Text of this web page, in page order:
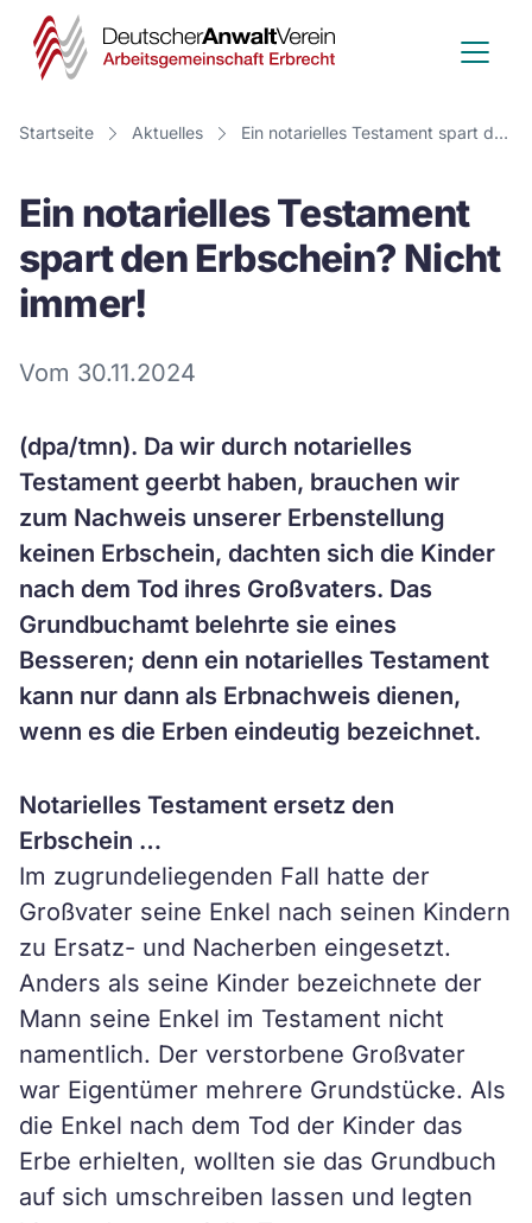
Deutscher
Anwalt
Verein
Erbrecht
Startseite Aktuelles Ein notarielles Testament spart den Erbschein? Nicht immer!
Ein notarielles Testament
spart den Erbschein? Nicht
immer!
Vom 30.11.2024
(dpa/tmn). Da wir durch notarielles
Testament geerbt haben, brauchen wir
zum Nachweis unserer Erbenstellung
keinen Erbschein, dachten sich die Kinder
nach dem Tod ihres Großvaters. Das
Grundbuchamt belehrte sie eines
Besseren; denn ein notarielles Testament
kann nur dann als Erbnachweis dienen,
wenn es die Erben eindeutig bezeichnet.
Notarielles Testament ersetz den
Erbschein …
Im zugrundeliegenden Fall hatte der
Großvater seine Enkel nach seinen Kindern
zu Ersatz- und Nacherben eingesetzt.
Anders als seine Kinder bezeichnete der
Mann seine Enkel im Testament nicht
namentlich. Der verstorbene Großvater
war Eigentümer mehrere Grundstücke. Als
die Enkel nach dem Tod der Kinder das
Erbe erhielten, wollten sie das Grundbuch
auf sich umschreiben lassen und legten